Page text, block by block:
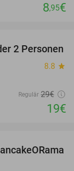
8,95€
34%
2 Personen
8.8 star
Regulär 29€
19€
43%